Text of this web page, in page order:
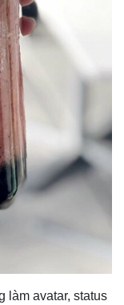
làm avatar, status